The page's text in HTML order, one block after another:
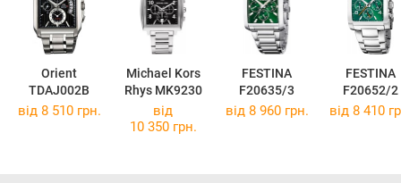
Orient
TDAJ002B
Michael Kors
Rhys MK9230
FESTINA
F20635/3
FESTINA
F20652/2
від 8 510 грн.
від
10 350 грн.
від 8 960 грн. від 8 410